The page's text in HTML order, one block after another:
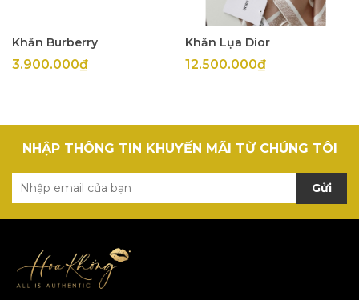
Khăn Burberry
3.900.000₫
Khăn Lụa Dior
12.500.000₫
NHẬP THÔNG TIN KHUYẾN MÃI TỪ CHÚNG TÔI
Gửi